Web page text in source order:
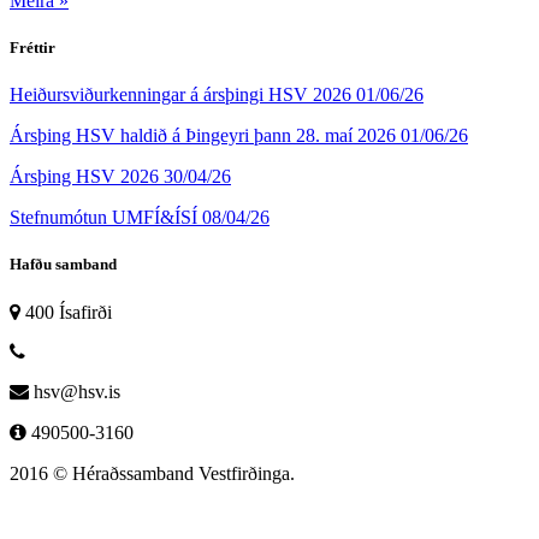
Fréttir
Heiðursviðurkenningar á ársþingi HSV 2026 01/06/26
Ársþing HSV haldið á Þingeyri þann 28. maí 2026 01/06/26
Ársþing HSV 2026 30/04/26
Stefnumótun UMFÍ&ÍSÍ 08/04/26
Hafðu samband
400 Ísafirði
hsv@hsv.is
490500-3160
2016 © Héraðssamband Vestfirðinga.